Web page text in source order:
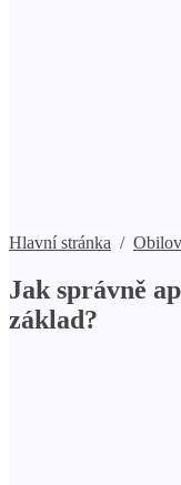
Hlavní stránka /
Jak správně
základ?